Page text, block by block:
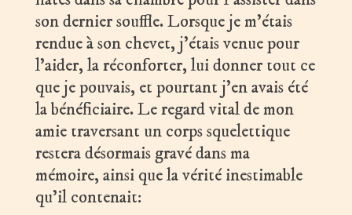
son dernier souffle. Lorsque je m’étais
rendue à son chevet, j’étais venue pour
l’aider, la réconforter, lui donner tout ce
que je pouvais, et pourtant j’en avais été
la bénéficiaire. Le regard vital de mon
amie traversant un corps squelettique
restera désormais gravé dans ma
mémoire, ainsi que la vérité inestimable
qu’il contenait: